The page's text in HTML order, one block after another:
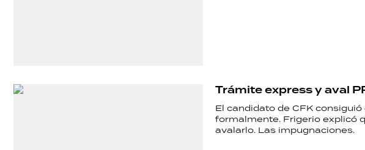
Trámite express y aval
El candidato de CFK
formalmente. Frigerio explicó
avalarlo. Las impugnaciones.